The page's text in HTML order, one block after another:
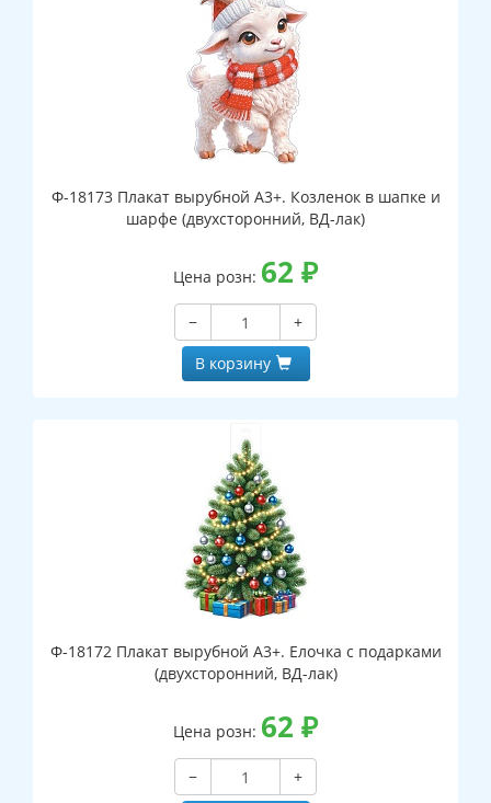
Ф-18173 Плакат вырубной А3+. Козленок в шапке и
шарфе (двухсторонний, ВД-лак)
Цена розн: 62 ₽
−
+
В корзину
Ф-18172 Плакат вырубной А3+. Елочка с подарками
(двухсторонний, ВД-лак)
Цена розн: 62 ₽
−
+